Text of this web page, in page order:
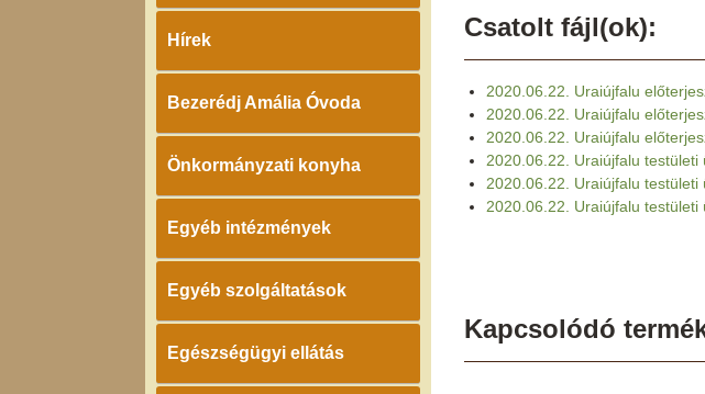
Hírek
Bezerédj Amália Óvoda
Önkormányzati konyha
Egyéb intézmények
Egyéb szolgáltatások
Egészségügyi ellátás
Csatolt fájl(ok):
2020.06.22. Uraiújfalu
2020.06.22. Uraiújfalu
2020.06.22. Uraiújfalu
2020.06.22. Uraiújfalu testületi
2020.06.22. Uraiújfalu testületi
2020.06.22. Uraiújfalu
Kapcsolódó